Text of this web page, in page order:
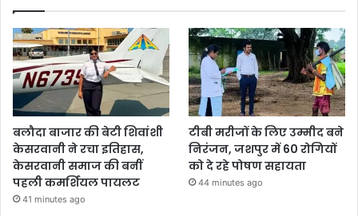
बलौदा बाजार की बेटी शिवांशी
केसरवानी ने रचा इतिहास,
केसरवानी समाज की बनीं
पहली कमर्शियल पायलट
41 minutes ago
टीबी मरीजों के लिए उम्मीद बने
निरंजन, जशपुर में 60 रोगियों
को दे रहे पोषण सहायता
44 minutes ago